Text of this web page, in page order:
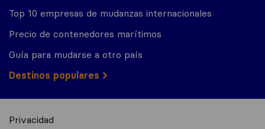
Top 10 empresas de mudanzas internacionales
Precio de contenedores marítimos
Guía para mudarse a otro país
Destinos populares
Privacidad